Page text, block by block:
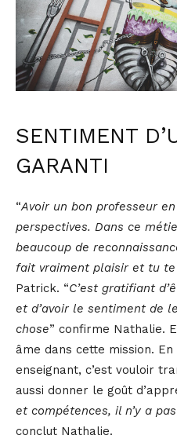
SENTIMENT
GARANTI
“Avoir un bon professeur
perspectives. Dans ce
beaucoup de
fait vraiment plaisir et tu
Patrick. “C’est gratifiant
et d’avoir le sentiment de
chose” confirme Nathalie.
âme dans cette mission.
enseignant, c’est vouloir
aussi donner le goût
et compétences, il n’y a
conclut Nathalie.